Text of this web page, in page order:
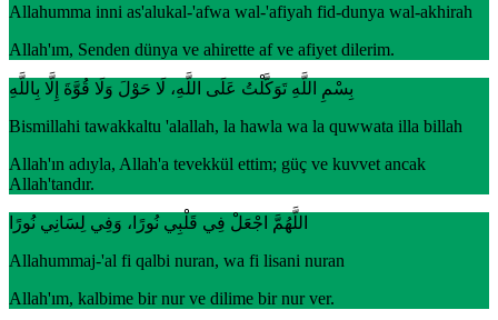
Allahumma inni as'alukal-'afwa wal-'afiyah fid-dunya wal-akhirah
Allah'ım, Senden dünya ve ahirette af ve afiyet dilerim.
بِسْمِ اللَّهِ تَوَكَّلْتُ عَلَى اللَّهِ، لَا حَوْلَ وَلَا قُوَّةَ إِلَّا بِاللَّهِ
Bismillahi tawakkaltu 'alallah, la hawla wa la quwwata illa billah
Allah'ın adıyla, Allah'a tevekkül ettim; güç ve kuvvet ancak
Allah'tandır.
اللَّهُمَّ اجْعَلْ فِي قَلْبِي نُورًا، وَفِي لِسَانِي نُورًا
Allahummaj-'al fi qalbi nuran, wa fi lisani nuran
Allah'ım, kalbime bir nur ve dilime bir nur ver.